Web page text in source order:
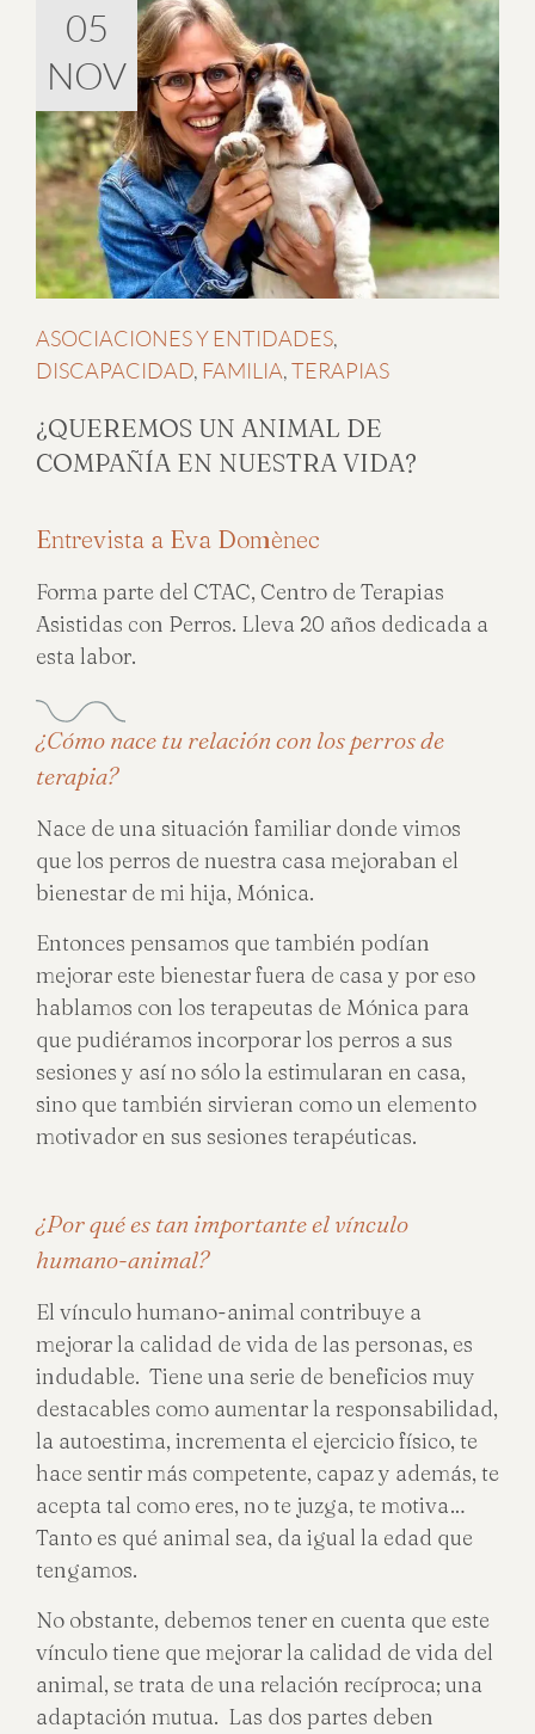
05
NOV
ASOCIACIONES Y ENTIDADES,
DISCAPACIDAD, FAMILIA,TERAPIAS
¿QUEREMOS UN ANIMAL DE
COMPAÑÍA EN NUESTRA VIDA?
Entrevista a Eva Domènec
Forma parte del CTAC, Centro de Terapias
Asistidas con Perros. Lleva 20 años dedicada a
esta labor.
¿Cómo nace tu relación con los perros de
terapia?
Nace de una situación familiar donde vimos
que los perros de nuestra casa mejoraban el
bienestar de mi hija, Mónica.
Entonces pensamos que también podían
mejorar este bienestar fuera de casa y por eso
hablamos con los terapeutas de Mónica para
que pudiéramos incorporar los perros a sus
sesiones y así no sólo la estimularan en casa,
sino que también sirvieran como un elemento
motivador en sus sesiones terapéuticas.
¿Por qué es tan importante el vínculo
humano-animal?
El vínculo humano-animal contribuye a
mejorar la calidad de vida de las personas, es
indudable. Tiene una serie de beneficios muy
destacables como aumentar la responsabilidad,
la autoestima, incrementa el ejercicio físico, te
hace sentir más competente, capaz y además, te
acepta tal como eres, no te juzga, te motiva…
Tanto es qué animal sea, da igual la edad que
tengamos.
No obstante, debemos tener en cuenta que este
vínculo tiene que mejorar la calidad de vida del
animal, se trata de una relación recíproca; una
adaptación mutua. Las dos partes deben